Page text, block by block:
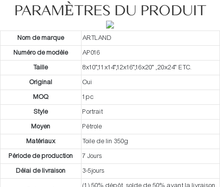
PARAMÈTRES DU PRODUIT
Nom de marque
ARTLAND
Numéro de modèle
AP016
Taille
8x10”,11x14”,12x16”,16x20” ,20x24” ETC.
Original
Oui
MOQ
1pc
Style
Portrait
Moyen
Pétrole
Matériaux
Toile de lin 350g
Période de production
7 Jours
Délai de livraison
3-5jours